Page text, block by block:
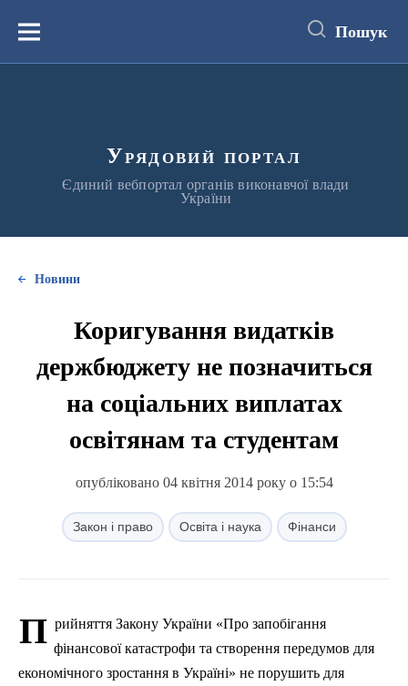
вмістуМеню Пошук
Урядовий портал
Єдиний вебпортал органів виконавчої влади
України
Новини
Коригування видатків
держбюджету не позначиться
на соціальних виплатах
освітянам та студентам
опубліковано 04 квітня 2014 року о 15:54
Закон і право Освіта і наука Фінанси
П рийняття Закону України «Про запобігання
фінансової катастрофи та створення передумов для
економічного зростання в Україні» не порушить для